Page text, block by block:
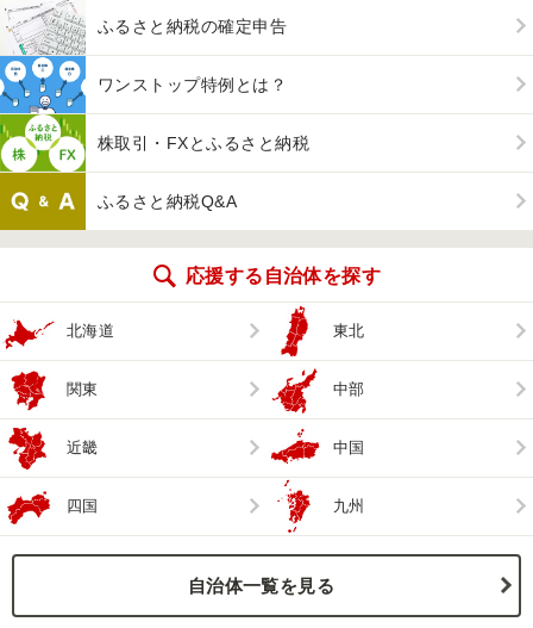
ふるさと納税の確定申告
ワンストップ特例とは？
株取引・FXとふるさと納税
ふるさと納税Q&A
応援する自治体を探す
北海道 東北
関東 中部
近畿 中国
四国 九州
自治体一覧を見る